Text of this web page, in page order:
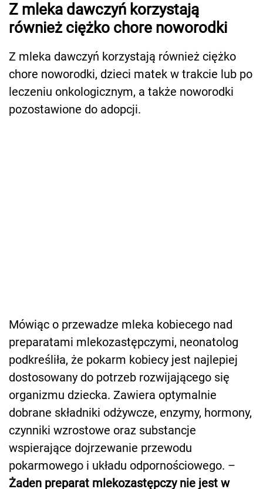
Z mleka dawczyń korzystają
również ciężko chore noworodki
Z mleka dawczyń korzystają również ciężko
chore noworodki, dzieci matek w trakcie lub po
leczeniu onkologicznym, a także noworodki
pozostawione do adopcji.
Mówiąc o przewadze mleka kobiecego nad
preparatami mlekozastępczymi, neonatolog
podkreśliła, że pokarm kobiecy jest najlepiej
dostosowany do potrzeb rozwijającego się
organizmu dziecka. Zawiera optymalnie
dobrane składniki odżywcze, enzymy, hormony,
czynniki wzrostowe oraz substancje
wspierające dojrzewanie przewodu
pokarmowego i układu odpornościowego. –
Żaden preparat mlekozastępczy nie jest w